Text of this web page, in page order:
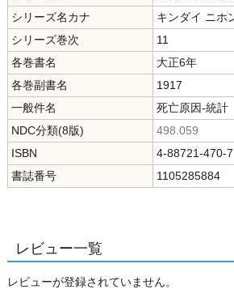
シリーズ名カナ
キンダイ ニホ
シリーズ巻次
11
各巻書名
大正6年
各巻副書名
1917
一般件名
死亡原因-統計
NDC分類(8版)
498.059
ISBN
4-88721-470-7
書誌番号
1105285884
レビュー一覧
レビューが登録されていません。